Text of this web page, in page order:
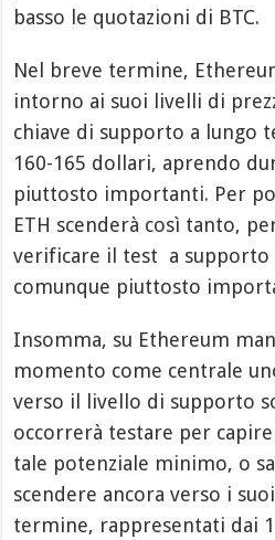
basso le quotazioni di BTC.
Nel breve termine,
intorno ai suoi livelli di
chiave di supporto a lungo
160-165 dollari, aprendo
piuttosto importanti. Per
ETH scenderà così tanto,
verificare il test a
comunque piuttosto
Insomma, su Ethereum
momento come centrale
verso il livello di supporto
occorrerà testare per
tale potenziale minimo, o
scendere ancora verso i
termine, rappresentati dai